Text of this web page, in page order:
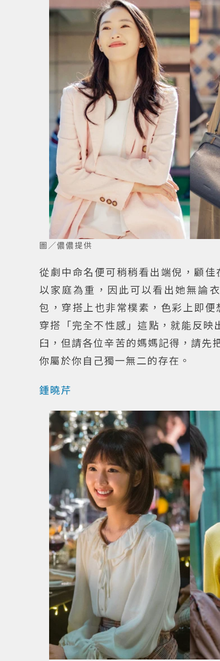
圖／儂儂提供
從劇中命名便可稍稍看出端倪，顧
以家庭為重，因此可以看出她無論
包，穿搭上也非常樸素，色彩上即
穿搭「完全不性感」這點，就能反
臼，但請各位辛苦的媽媽記得，請先
你屬於你自己獨一無二的存在。
鍾曉芹